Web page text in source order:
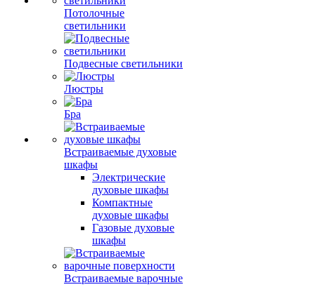
Потолочные
светильники
Подвесные светильники
Люстры
Бра
Встраиваемые духовые
шкафы
Электрические
духовые шкафы
Компактные
духовые шкафы
Газовые духовые
шкафы
Встраиваемые варочные